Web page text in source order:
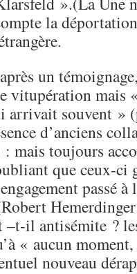
la
un
vitupération mais
arrivait souvent »
d’anciens
mais toujours
que ceux-ci
passé
–t-il antisémite ?
« aucun
nouveau